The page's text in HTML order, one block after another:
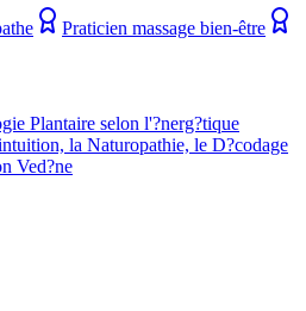
Praticien massage bien-être
Plantaire selon l'?nerg?tique
la Naturopathie, le D?codage
Ved?ne